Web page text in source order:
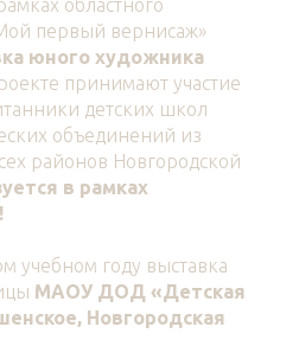
областного
первый вернисаж»
юного художника
принимают участие
детских школ
объединений из
районов Новгородской
в рамках
учебном году выставка
МАОУ ДОД «Детская
Новгородская